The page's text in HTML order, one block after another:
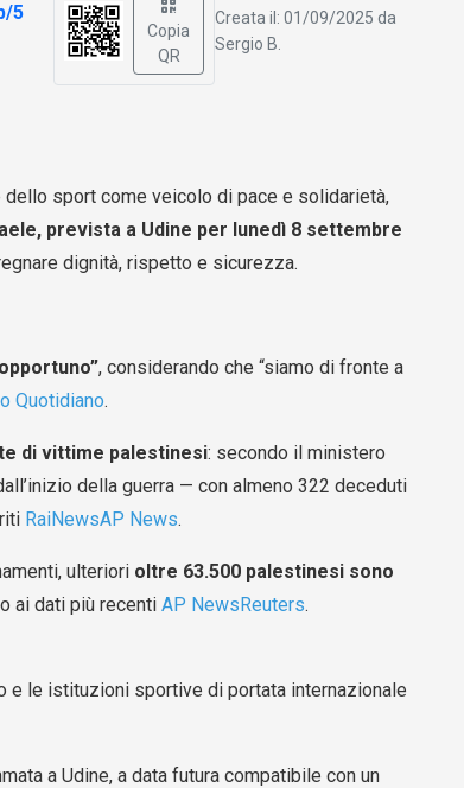
5
Copia
QR
Creata il: 01/09/2025 da
Sergio B.
sport come veicolo di pace e solidarietà,
prevista a Udine per lunedì 8 settembre
dignità, rispetto e sicurezza.
, considerando che “siamo di fronte a
Quotidiano.
di vittime palestinesi: secondo il ministero
della guerra — con almeno 322 deceduti
RaiNewsAP News.
ulteriori oltre 63.500 palestinesi sono
ai dati più recenti AP NewsReuters.
e le istituzioni sportive di portata internazionale
a Udine, a data futura compatibile con un